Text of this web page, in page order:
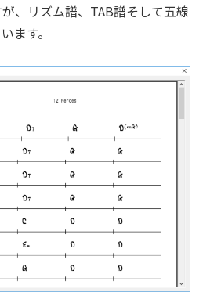
、リズム譜、TAB譜そして五線
ます。